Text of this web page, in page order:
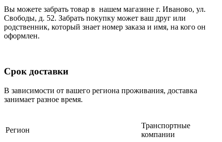
Вы можете забрать товар в нашем магазине г. Иваново, ул.
Свободы, д. 52. Забрать покупку может ваш друг или
родственник, который знает номер заказа и имя, на кого он
оформлен.
Срок доставки
В зависимости от вашего региона проживания, доставка
занимает разное время.
Регион
Транспортные
компании